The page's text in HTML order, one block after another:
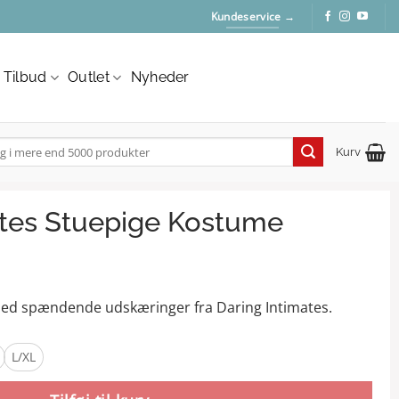
Kundeservice →
Tilbud Outlet Nyheder
Kurv
Stuepige Kostume
spændende udskæringer fra Daring Intimates.
L/XL